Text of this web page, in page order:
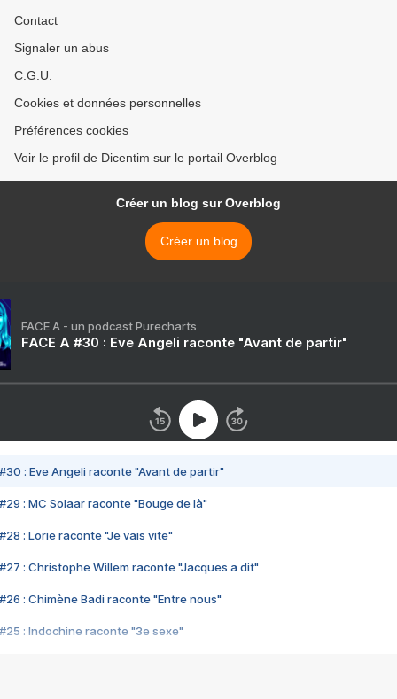
Contact
Signaler un abus
C.G.U.
Cookies et données personnelles
Préférences cookies
Voir le profil de Dicentim sur le portail Overblog
Créer un blog sur Overblog
Créer un blog
FACE A - un podcast Purecharts
FACE A #30 : Eve Angeli raconte "Avant de partir"
#30 : Eve Angeli raconte "Avant de partir"
#29 : MC Solaar raconte "Bouge de là"
#28 : Lorie raconte "Je vais vite"
#27 : Christophe Willem raconte "Jacques a dit"
#26 : Chimène Badi raconte "Entre nous"
#25 : Indochine raconte "3e sexe"